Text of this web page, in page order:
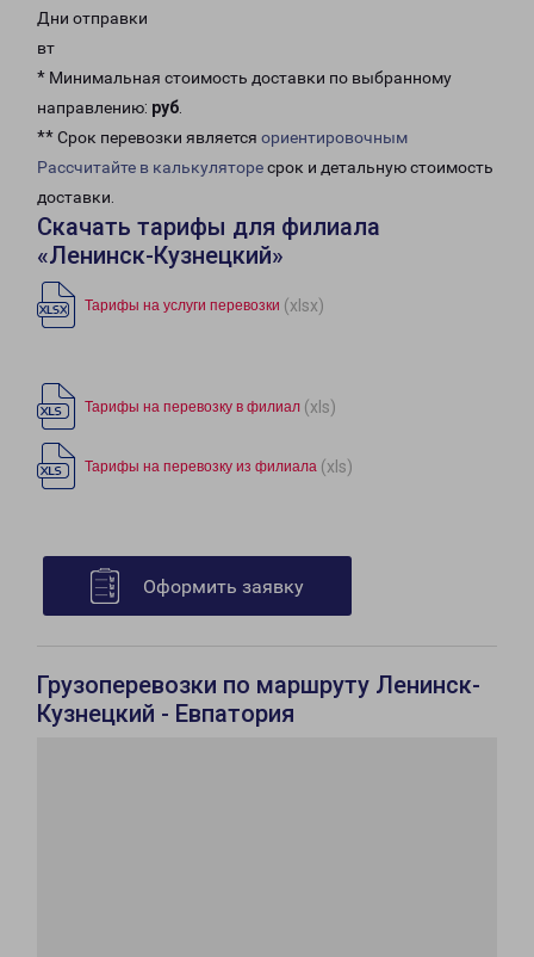
Дни отправки
вт
* Минимальная стоимость доставки по выбранному
направлению: руб.
** Срок перевозки является ориентировочным
Рассчитайте в калькуляторесрок и детальную стоимость
доставки.
Скачать тарифы для филиала
«Ленинск-Кузнецкий»
Тарифы на услуги перевозки (xlsx)
Тарифы на перевозку в филиал (xls)
Тарифы на перевозку из филиала (xls)
Оформить заявку
Грузоперевозки по маршруту Ленинск-
Кузнецкий - Евпатория